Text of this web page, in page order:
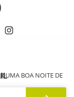
UMA BOA NOITE DE